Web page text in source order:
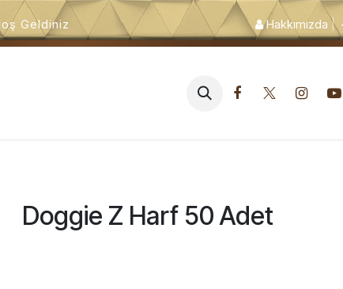
Geldiniz Hakkımızda |
Mekan Ürünleri Köpek Tuvalet ve Hijyen Ürünleri
Doggie Z Harf 50 Adet